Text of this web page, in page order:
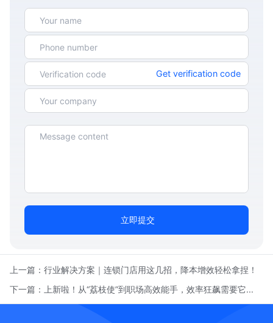
Get verification code
立即提交
上一篇： 行业解决方案｜连锁门店用这几招，降本增效轻松拿捏！
下一篇： 上新啦！从“荔枝使”到职场高效能手，效率狂飙需要它...